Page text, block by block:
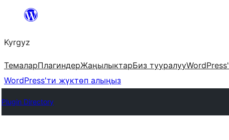
Мазмунга
Kyrgyz
ТемаларПлагиндерЖаңылыктарБиз тууралуу
WordPress'ти жүктөп алыңыз
Plugin Directory